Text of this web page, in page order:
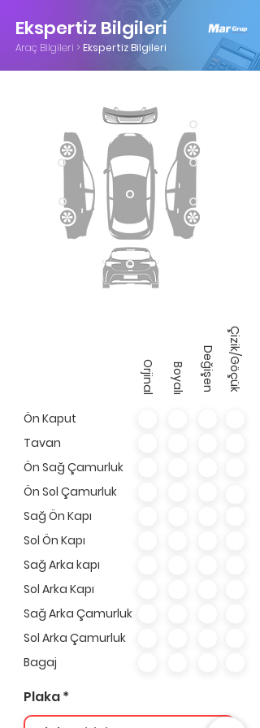
Ekspertiz Bilgileri
Araç Bilgileri > Ekspertiz Bilgileri
O
O
O
O
O
O
O
O
O
Orjinal Boyalı Değişen Çizik/Göçük
Ön Kaput
Tavan
Ön Sağ Çamurluk
Ön Sol Çamurluk
Sağ Ön Kapı
Sol Ön Kapı
Sağ Arka kapı
Sol Arka Kapı
Sağ Arka Çamurluk
Sol Arka Çamurluk
Bagaj
Plaka